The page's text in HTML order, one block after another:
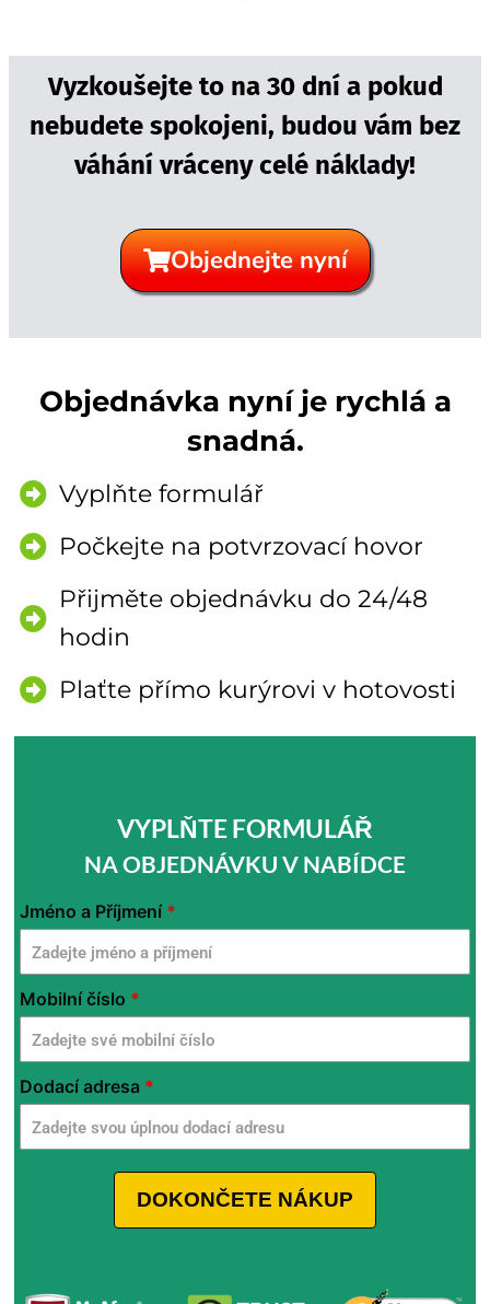
Vyzkoušejte to na 30 dní a pokud
nebudete spokojeni, budou vám bez
váhání vráceny celé náklady!
Objednejte nyní
Objednávka nyní je rychlá a
snadná.
Vyplňte formulář
Počkejte na potvrzovací hovor
Přijměte objednávku do 24/48
hodin
Plaťte přímo kurýrovi v hotovosti
VYPLŇTE FORMULÁŘ
NA OBJEDNÁVKU V NABÍDCE
TERRALEADS
Drone
Rep
Ceca
Jméno a Příjmení *
Mobilní číslo *
Dodací adresa *
DOKONČETE NÁKUP